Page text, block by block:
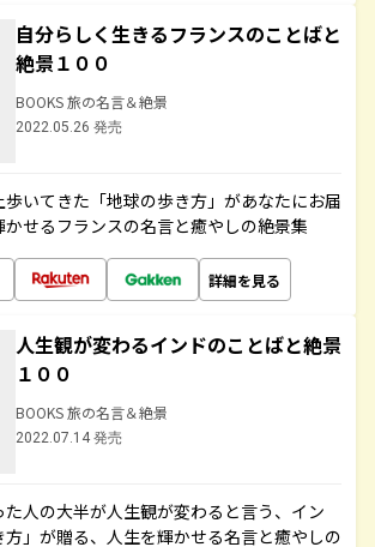
自分らしく生きるフランスのことばと
絶景１００
BOOKS 旅の名言＆絶景
2022.05.26 発売
いてきた「地球の歩き方」があなたにお届
かせるフランスの名言と癒やしの絶景集
詳細を見る
人生観が変わるインドのことばと絶景
１００
BOOKS 旅の名言＆絶景
2022.07.14 発売
人の大半が人生観が変わると言う、イン
方」が贈る、人生を輝かせる名言と癒やしの